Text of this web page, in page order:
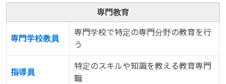
専門教育
専門学校教員
専門学校で特定の専門分野の教育を行
う
指導員
特定のスキルや知識を教える教育専門
職